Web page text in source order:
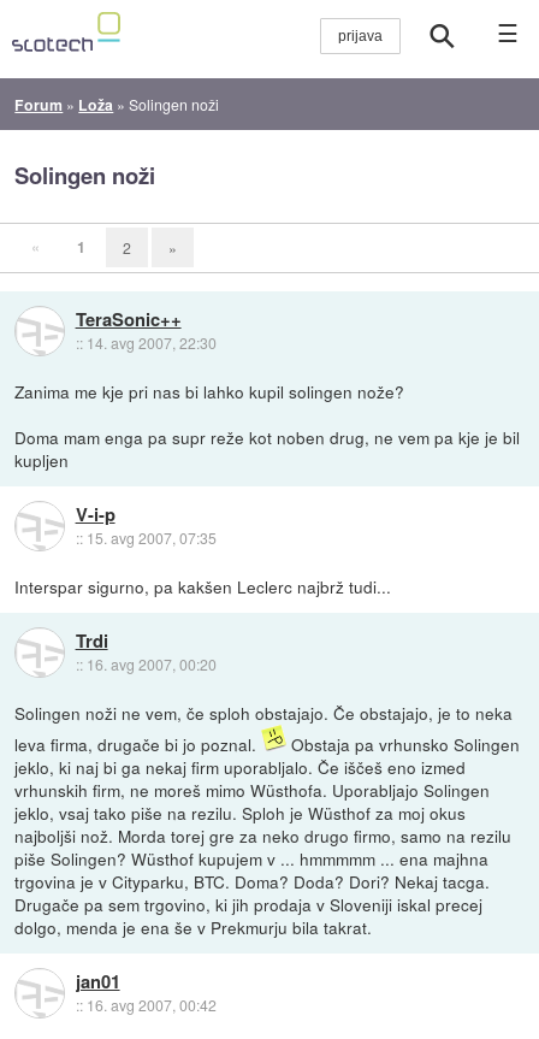
☰
Forum » Loža »Solingen noži
Solingen noži
« 1 2 »
TeraSonic++
:: 14. avg 2007, 22:30
Zanima me kje pri nas bi lahko kupil solingen nože?
Doma mam enga pa supr reže kot noben drug, ne vem pa kje je bil
kupljen
V-i-p
:: 15. avg 2007, 07:35
Interspar sigurno, pa kakšen Leclerc najbrž tudi...
Trdi
:: 16. avg 2007, 00:20
Solingen noži ne vem, če sploh obstajajo. Če obstajajo, je to neka
leva firma, drugače bi jo poznal.
Obstaja pa vrhunsko Solingen
jeklo, ki naj bi ga nekaj firm uporabljalo. Če iščeš eno izmed
vrhunskih firm, ne moreš mimo Wüsthofa. Uporabljajo Solingen
jeklo, vsaj tako piše na rezilu. Sploh je Wüsthof za moj okus
najboljši nož. Morda torej gre za neko drugo firmo, samo na rezilu
piše Solingen? Wüsthof kupujem v ... hmmmmm ... ena majhna
trgovina je v Cityparku, BTC. Doma? Doda? Dori? Nekaj tacga.
Drugače pa sem trgovino, ki jih prodaja v Sloveniji iskal precej
dolgo, menda je ena še v Prekmurju bila takrat.
jan01
:: 16. avg 2007, 00:42